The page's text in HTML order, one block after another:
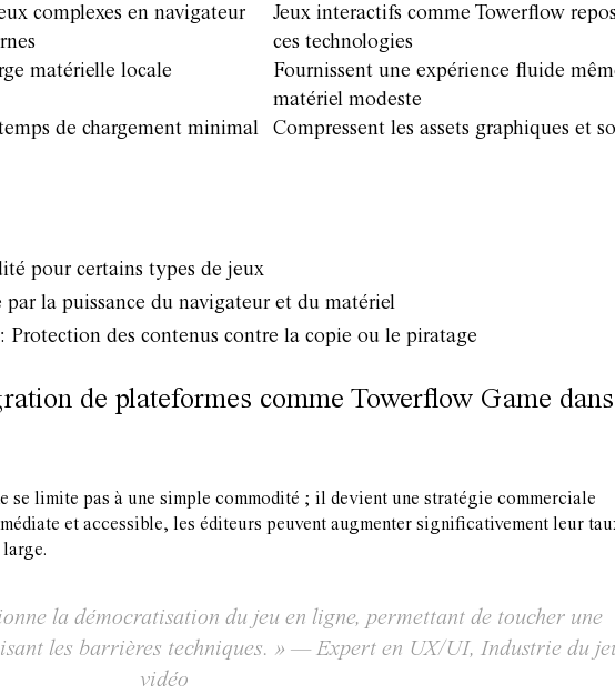
complexes en navigateur
Jeux interactifs comme Towerflow
ces technologies
matérielle locale
Fournissent une expérience fluide
matériel modeste
de chargement minimal Compressent les assets graphiques et
pour certains types de jeux
la puissance du navigateur et du matériel
: Protection des contenus contre la copie ou le piratage
de plateformes comme Towerflow Game dans
se limite pas à une simple commodité ; il devient une stratégie commerciale
et accessible, les éditeurs peuvent augmenter significativement leur
la démocratisation du jeu en ligne, permettant de toucher une
les barrières techniques. » —Expert en UX/UI, Industrie du
vidéo